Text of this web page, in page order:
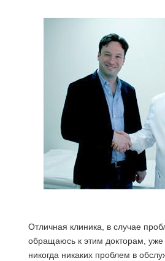
Отличная клиника, в случае
обращаюсь к этим докторам,
никогда никаких проблем в